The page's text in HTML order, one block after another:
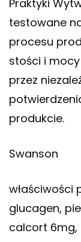
Praktyki
testowane
procesu
stości i
przez
produkcie.
Swanson
właściwości
glucagen,
calcort 6mg,